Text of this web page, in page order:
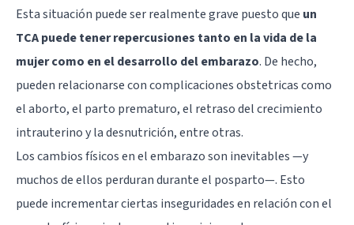
Esta situación puede ser realmente grave puesto que un
TCA puede tener repercusiones tanto en la vida de la
mujer como en el desarrollo del embarazo. De hecho,
pueden relacionarse con complicaciones obstetricas como
el aborto, el parto prematuro, el retraso del crecimiento
intrauterino y la desnutrición, entre otras.
Los cambios físicos en el embarazo son inevitables —y
muchos de ellos perduran durante el posparto—. Esto
puede incrementar ciertas inseguridades en relación con el